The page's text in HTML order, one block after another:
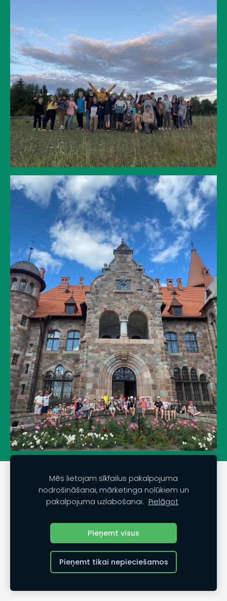
Privātuma politika
Lietošanas noteikumi
Sīkdatnes
manadaba.eu | Piedzīvojumi dabā |Dodies prom no
ikdienas un atklāj pasauli - kopā ar mums, aktīvā
tūrisma piedzīvojumiem nav robežu!| 202
Mēs lietojam sīkfailus pakalpojuma
nodrošināšanai, mārketinga nolūkiem un
pakalpojuma uzlabošanai. Pielāgot
Pieņemt visus
Pieņemt tikai nepieciešamos